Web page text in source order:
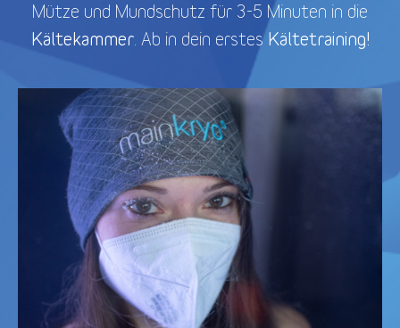
Mütze und Mundschutz für 3-5 Minuten in die
Kältekammer. Ab in dein erstesKältetraining!